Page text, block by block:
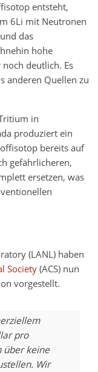
entsteht,
6Li mit Neutronen
das
hohe
deutlich. Es
anderen Quellen zu
in
produziert ein
bereits auf
gefährlicheren,
ersetzen, was
(LANL) haben
Society(ACS) nun
vorgestellt.
pro
über keine
Wir